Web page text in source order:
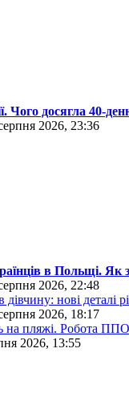
Чого досягла 40-
2026, 23:36
в Польщі. Як
2026, 22:48
нові деталі
2026, 18:17
на пляжі. Робота ППО
2026, 13:55